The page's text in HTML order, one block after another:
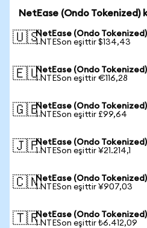
NetEase (Ondo Tokenized)
🇺🇸NetEase (Ondo
1 NTESon eşittir $134,43
🇪🇺NetEase (Ondo
1 NTESon eşittir €116,28
🇬🇧NetEase (Ondo
1 NTESon eşittir £99,64
🇯🇵NetEase (Ondo
1 NTESon eşittir ¥21.214,1
🇨🇳NetEase (Ondo
1 NTESon eşittir ¥907,03
🇹🇷NetEase (Ondo
1 NTESon eşittir ₺6.412,09